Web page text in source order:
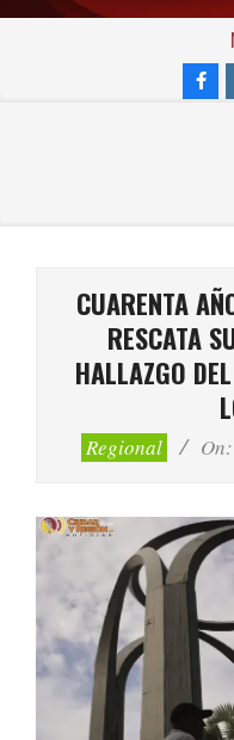
Skip
CUARENTA
RESCATA
HALLAZGO
Regional On: